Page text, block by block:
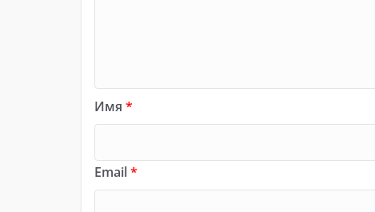
Имя *
Email*